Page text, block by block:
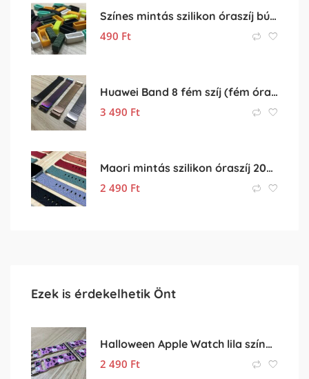
Színes mintás szilikon óraszíj bújtató – 20mm óraszíjhoz
490 Ft
Huawei Band 8 fém szíj (fém óraszíj, rozsdamentes acél szíj)
3 490 Ft
Maori mintás szilikon óraszíj 20mm-es órához
2 490 Ft
Ezek is érdekelhetik Önt
Halloween Apple Watch lila színű szilikon óraszíj
2 490 Ft